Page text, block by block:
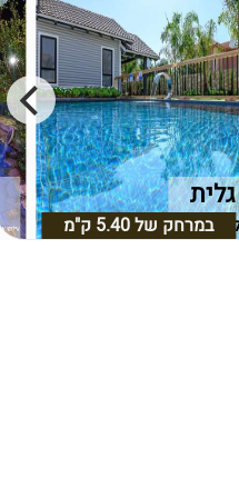
עליוןבמרחק של5.40 ק"מ